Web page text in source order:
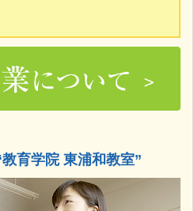
育学院 東浦和教室”